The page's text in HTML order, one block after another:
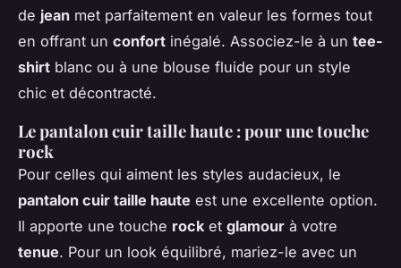
de jean met parfaitement en valeur les formes tout
en offrant un confort inégalé. Associez-le à un tee-
shirt blanc ou à une blouse fluide pour un style
chic et décontracté.
Le pantalon cuir taille haute : pour une touche
rock
Pour celles qui aiment les styles audacieux, le
pantalon cuir taille haute est une excellente option.
Il apporte une touche rock et glamour à votre
tenue. Pour un look équilibré, mariez-le avec un